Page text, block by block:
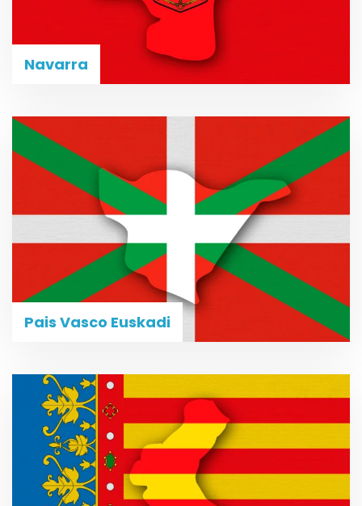
Navarra
Pais Vasco Euskadi